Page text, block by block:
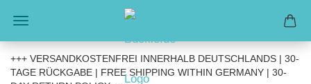
+++ VERSANDKOSTENFREI INNERHALB DEUTSCHLANDS | 30-
TAGE RÜCKGABE | FREE SHIPPING WITHIN GERMANY | 30-